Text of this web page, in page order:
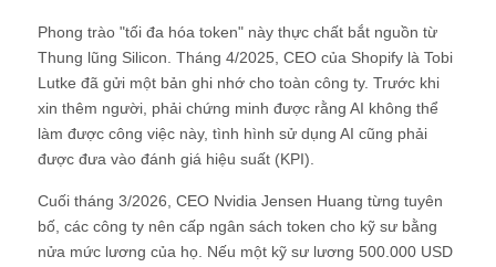
Phong trào "tối đa hóa token" này thực chất bắt nguồn từ
Thung lũng Silicon. Tháng 4/2025, CEO của Shopify là Tobi
Lutke đã gửi một bản ghi nhớ cho toàn công ty. Trước khi
xin thêm người, phải chứng minh được rằng AI không thể
làm được công việc này, tình hình sử dụng AI cũng phải
được đưa vào đánh giá hiệu suất (KPI).
Cuối tháng 3/2026, CEO Nvidia Jensen Huang từng tuyên
bố, các công ty nên cấp ngân sách token cho kỹ sư bằng
nửa mức lương của họ. Nếu một kỹ sư lương 500.000 USD